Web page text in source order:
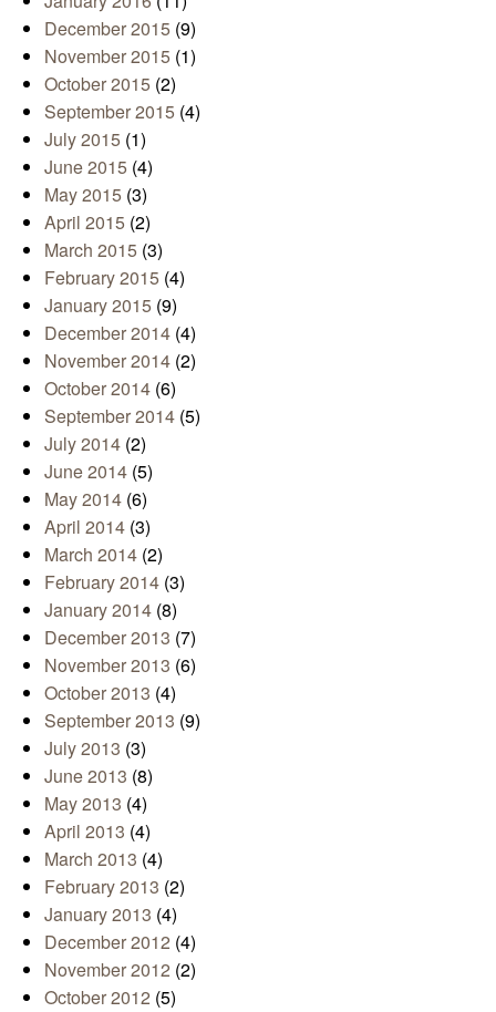
December 2015 (9)
November 2015 (1)
October 2015 (2)
September 2015 (4)
July 2015 (1)
June 2015 (4)
May 2015 (3)
April 2015 (2)
March 2015 (3)
February 2015 (4)
January 2015 (9)
December 2014 (4)
November 2014 (2)
October 2014 (6)
September 2014 (5)
July 2014 (2)
June 2014 (5)
May 2014 (6)
April 2014 (3)
March 2014 (2)
February 2014 (3)
January 2014 (8)
December 2013 (7)
November 2013 (6)
October 2013 (4)
September 2013 (9)
July 2013 (3)
June 2013 (8)
May 2013 (4)
April 2013 (4)
March 2013 (4)
February 2013 (2)
January 2013 (4)
December 2012 (4)
November 2012 (2)
October 2012 (5)